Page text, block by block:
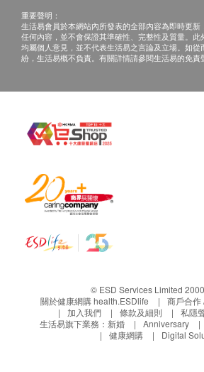
重要聲明：
生活易會員於本網站內所發表的全部內容為即時更新
任何內容，並不會保證其準確性、完整性及質量。此
均屬個人意見，並不代表生活易之言論及立場。如從
紛，生活易概不負責。有關詳情請參閱生活易的免責
© ESD Services Limited
關於健康網購 health.ESDlife
商戶合作
加入我們
條款及細則 私隱
生活易旗下業務： 新婚 Anniversary
健康網購
Digital